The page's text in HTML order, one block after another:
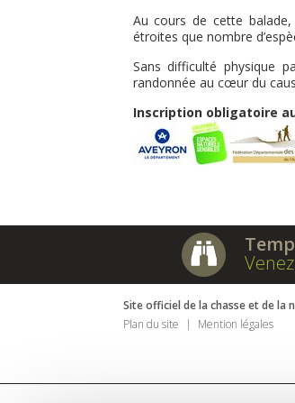
Au cours de cette
étroites que nombre
Sans difficulté physique
randonnée au cœur du
Inscription obligatoire au
Site officiel de la chasse et de la
Plan du site
Mention légales